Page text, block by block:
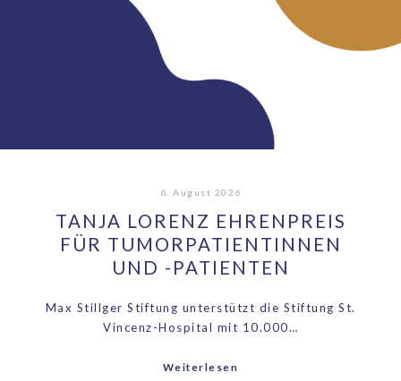
6. August 2026
TANJA LORENZ EHRENPREIS
FÜR TUMORPATIENTINNEN
UND -PATIENTEN
Max Stillger Stiftung unterstützt die Stiftung St.
Vincenz-Hospital mit 10.000…
Weiterlesen